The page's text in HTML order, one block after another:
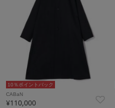
10％ポイントバック
CABaN
¥110,000